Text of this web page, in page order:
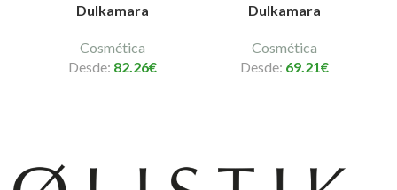
Dulkamara
Cosmética
Desde: 82.26€
Dulkamara
Cosmética
Desde: 69.21€